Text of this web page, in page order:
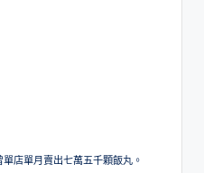
單店單月賣出七萬五千顆飯丸。